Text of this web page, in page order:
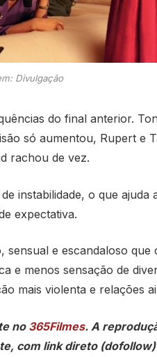
Divulgação
do final anterior.
só aumentou, Rupert e
rachou de vez.
instabilidade, o que ajuda
expectativa.
e escandaloso que
e menos sensação de
mais violenta e relações
no 365Filmes. A
com link direto